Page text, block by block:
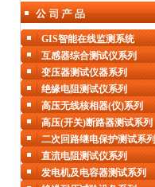
GIS智能在线监测系统
互感器综合测试仪系列
变压器测试仪器系列
绝缘电阻测试仪系列
高压无线核相器(仪)系列
高压(开关)断路器测试系列
二次回路继电保护测试系列
直流电阻测试仪系列
发电机及电容器测试系列